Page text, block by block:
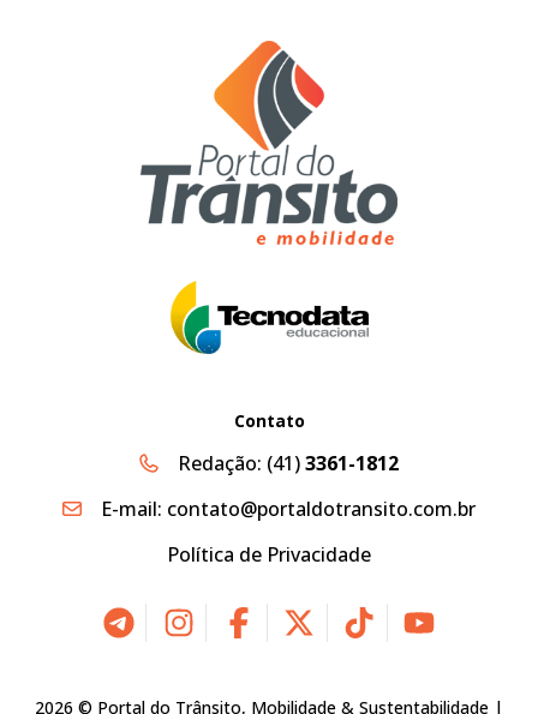
Contato
Redação: (41)3361-1812
E-mail: contato@portaldotransito.com.br
Política de Privacidade
2026 © Portal do Trânsito, Mobilidade & Sustentabilidade |